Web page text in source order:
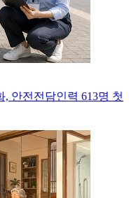
안전전담인력 613명 첫